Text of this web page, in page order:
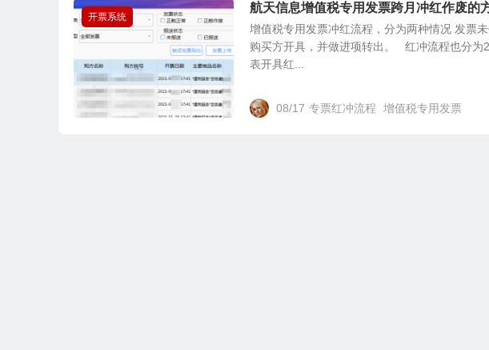
开票系统
航天信息增值税专用发票跨月冲红作废的
增值税专用发票冲红流程，分为两种情况 发票
购买方开具，并做进项转出。 红冲流程也分为
表开具红...
08/17 专票红冲流程 增值税专用发票